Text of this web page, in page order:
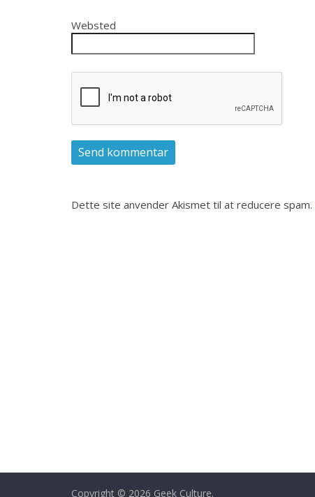
Websted
Dette site anvender Akismet til at reducere spam.
Copyright © 2026 Geek Culture.